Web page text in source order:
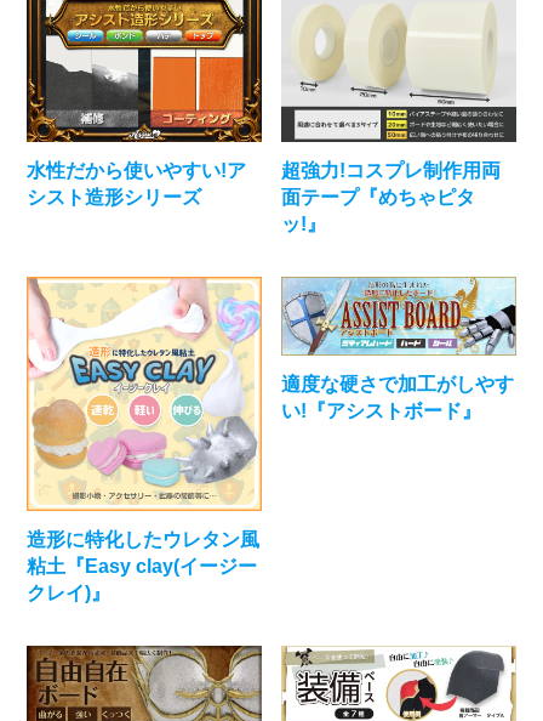
水性だから使いやすい!ア
シスト造形シリーズ
超強力!コスプレ制作用両
面テープ『めちゃピタ
ッ!』
造形に特化したウレタン風
粘土『Easy clay(イージー
クレイ)』
適度な硬さで加工がしやす
い!『アシストボード』